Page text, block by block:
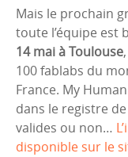
Mais le prochain
toute l’équipe est
14 mai à Toulouse
100 fablabs du
France. My
dans le registre
valides ou non…
disponible sur le